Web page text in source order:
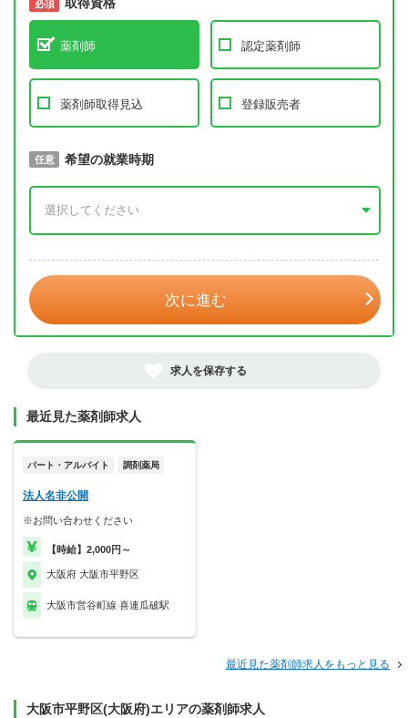
必須
薬剤師 認定薬剤師
薬剤師取得見込 登録販売者
必須 取得予定年
任意 希望の就業時期
次に進む
求人を保存する
最近見た薬剤師求人
パート・アルバイト 調剤薬局
法人名非公開
※お問い合わせください
【時給】2,000円～
大阪府 大阪市平野区
大阪市営谷町線 喜連瓜破駅
最近見た薬剤師求人をもっと見る
大阪市平野区(大阪府)エリアの薬剤師求人